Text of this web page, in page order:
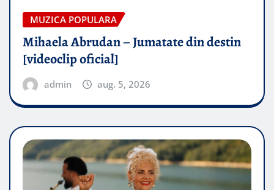
MUZICA POPULARA
Mihaela Abrudan – Jumatate din destin
[videoclip oficial]
admin aug. 5, 2026